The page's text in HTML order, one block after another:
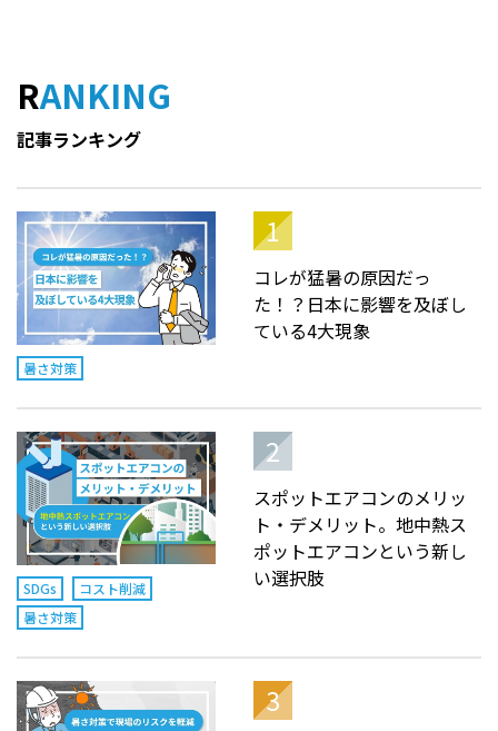
RANKING
記事ランキング
暑さ対策
コレが猛暑の原因だっ
た！？日本に影響を及ぼし
ている4大現象
SDGs
コスト削減
暑さ対策
スポットエアコンのメリッ
ト・デメリット。地中熱ス
ポットエアコンという新し
い選択肢